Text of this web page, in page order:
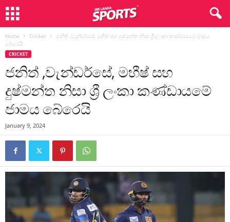
Home Cricket
ජනිත් ,වැන්ඩර්සේ, මහීෂ් සහ දුෂ්මන්ත නිසා ශ්‍රී ලංකා කණ්ඩායමේ ජාමය
බේරෙයි
CRICKET
ජනිත් ,වැන්ඩර්සේ, මහීෂ් සහ
දුෂ්මන්ත නිසා ශ්‍රී ලංකා කණ්ඩායමේ
ජාමය බේරෙයි
January 9, 2024